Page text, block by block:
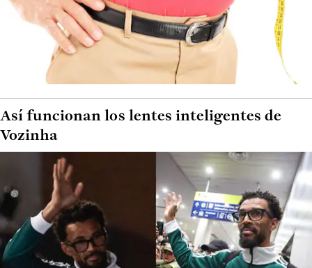
Así funcionan los lentes inteligentes de
Vozinha